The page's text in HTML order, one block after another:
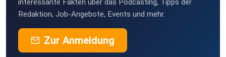
interessante Fakten über das Podcasting, Tipps der
Redaktion, Job-Angebote, Events und mehr.
Zur Anmeldung